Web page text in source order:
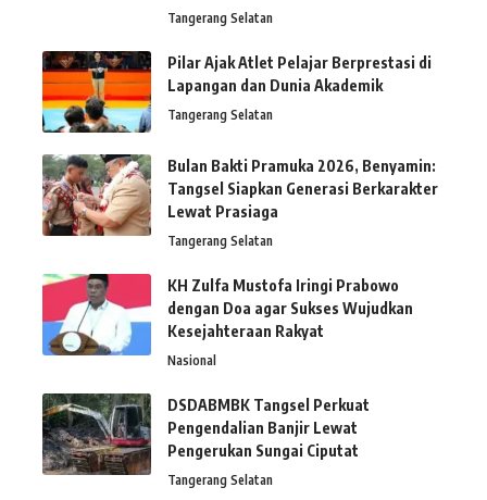
Tangerang Selatan
Pilar Ajak Atlet Pelajar Berprestasi di
Lapangan dan Dunia Akademik
Tangerang Selatan
Bulan Bakti Pramuka 2026, Benyamin:
Tangsel Siapkan Generasi Berkarakter
Lewat Prasiaga
Tangerang Selatan
KH Zulfa Mustofa Iringi Prabowo
dengan Doa agar Sukses Wujudkan
Kesejahteraan Rakyat
Nasional
DSDABMBK Tangsel Perkuat
Pengendalian Banjir Lewat
Pengerukan Sungai Ciputat
Tangerang Selatan